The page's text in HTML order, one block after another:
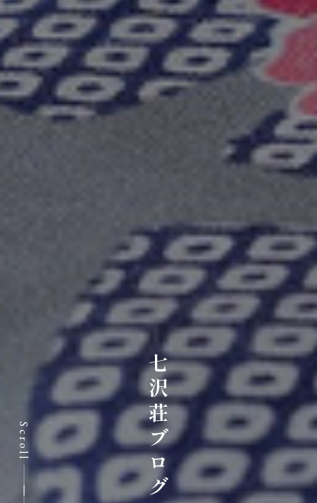
七沢荘ブログ
Scroll